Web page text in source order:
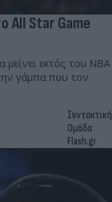
All Star Game
εκτός του NBA
γάμπα που τον
Συντακτική
Ομάδα
Flash.gr